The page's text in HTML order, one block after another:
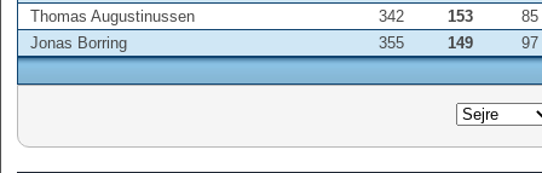
Thomas Augustinussen
342 153
85
Jonas Borring
355 149 97